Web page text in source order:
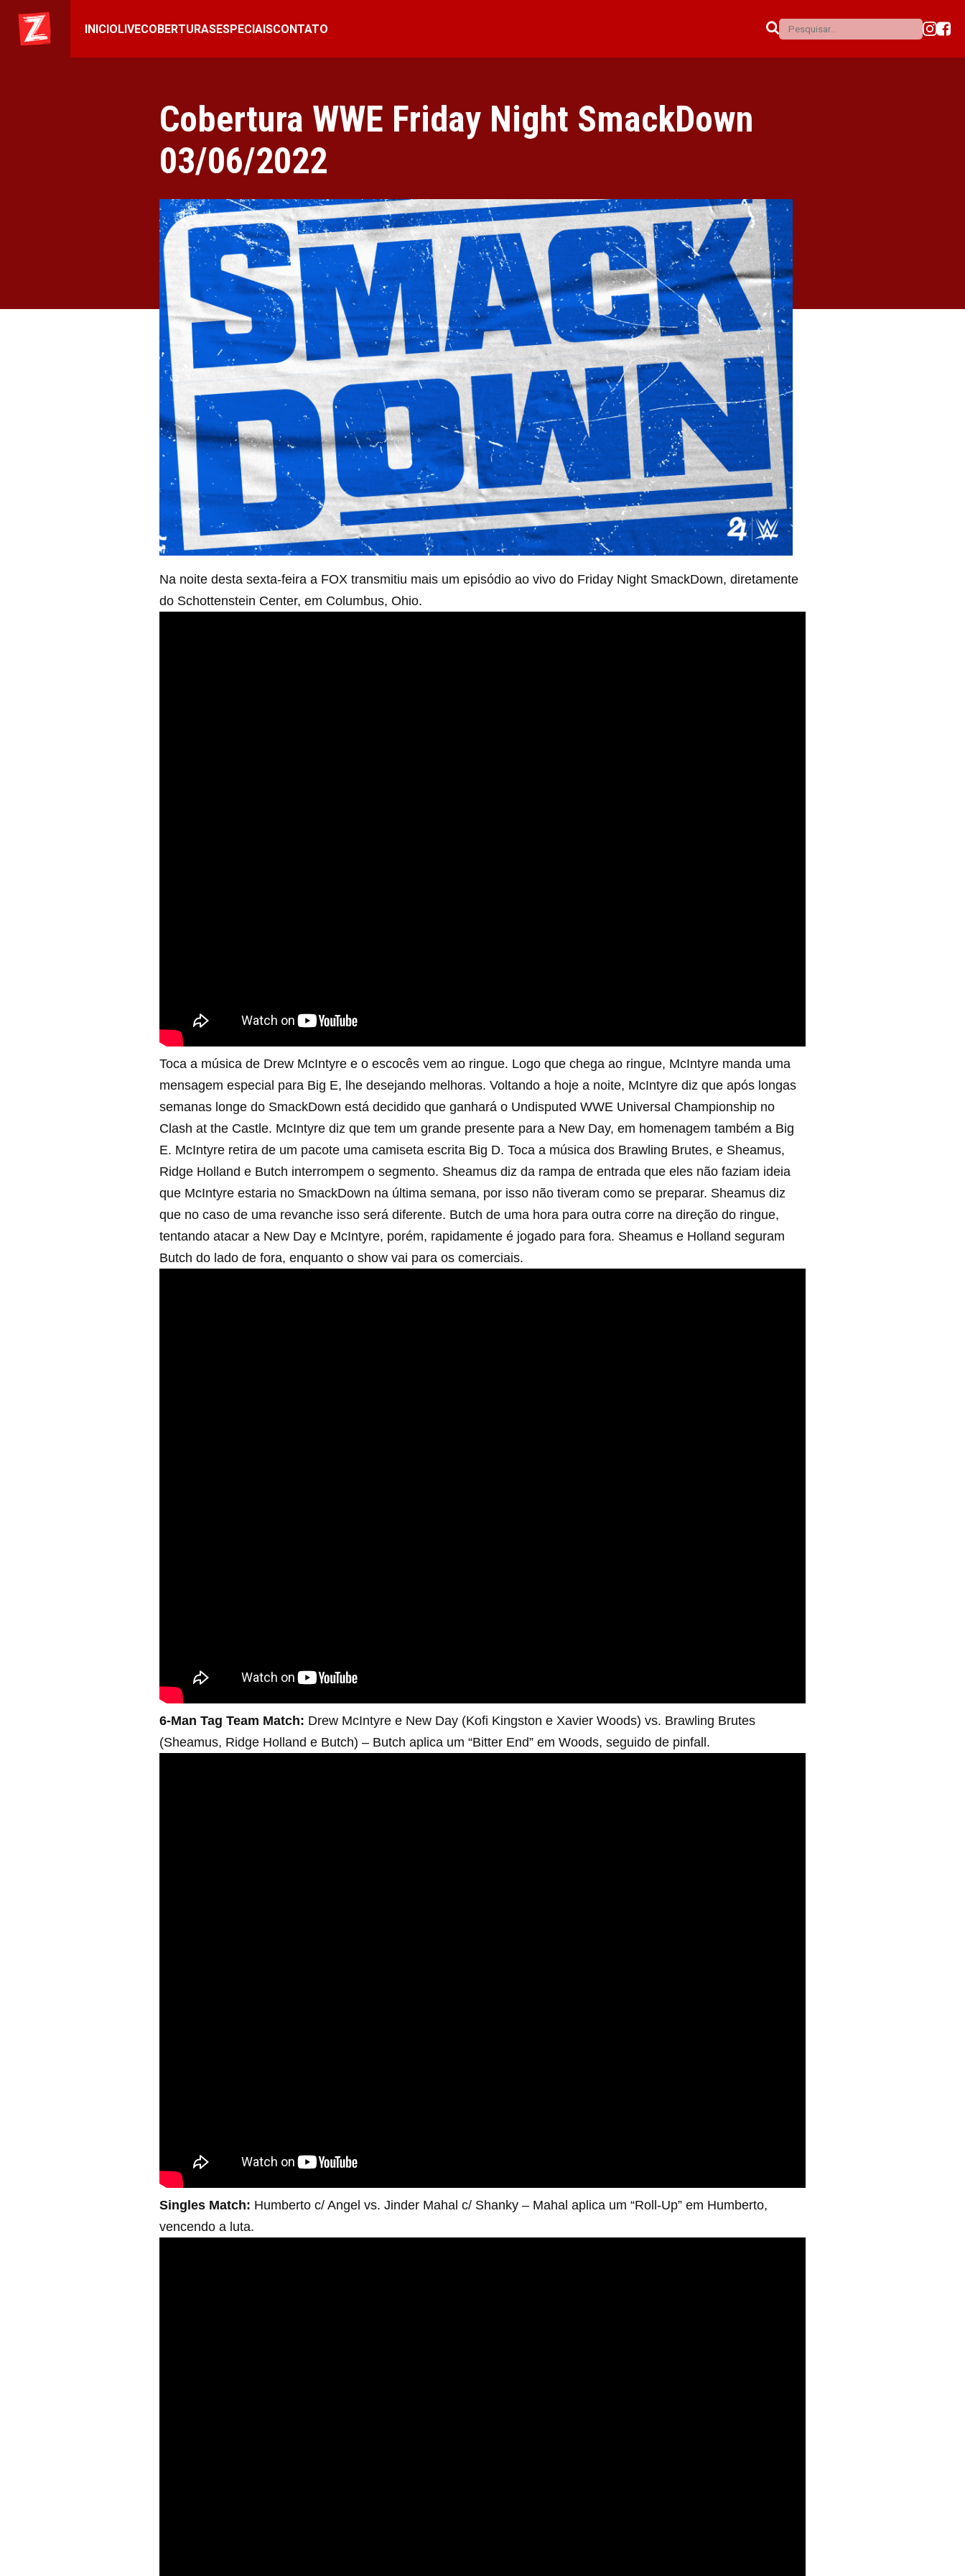
INICIOLIVECOBERTURASESPECIAISCONTATO
Cobertura WWE Friday Night SmackDown
03/06/2022
Na noite desta sexta-feira a FOX transmitiu mais um episódio ao vivo do Friday Night SmackDown, diretamente
do Schottenstein Center, em Columbus, Ohio.
Toca a música de Drew McIntyre e o escocês vem ao ringue. Logo que chega ao ringue, McIntyre manda uma
mensagem especial para Big E, lhe desejando melhoras. Voltando a hoje a noite, McIntyre diz que após longas
semanas longe do SmackDown está decidido que ganhará o Undisputed WWE Universal Championship no
Clash at the Castle. McIntyre diz que tem um grande presente para a New Day, em homenagem também a Big
E. McIntyre retira de um pacote uma camiseta escrita Big D. Toca a música dos Brawling Brutes, e Sheamus,
Ridge Holland e Butch interrompem o segmento. Sheamus diz da rampa de entrada que eles não faziam ideia
que McIntyre estaria no SmackDown na última semana, por isso não tiveram como se preparar. Sheamus diz
que no caso de uma revanche isso será diferente. Butch de uma hora para outra corre na direção do ringue,
tentando atacar a New Day e McIntyre, porém, rapidamente é jogado para fora. Sheamus e Holland seguram
Butch do lado de fora, enquanto o show vai para os comerciais.
6-Man Tag Team Match: Drew McIntyre e New Day (Kofi Kingston e Xavier Woods) vs. Brawling Brutes
(Sheamus, Ridge Holland e Butch) – Butch aplica um “Bitter End” em Woods, seguido de pinfall.
Singles Match: Humberto c/ Angel vs. Jinder Mahal c/ Shanky – Mahal aplica um “Roll-Up” em Humberto,
vencendo a luta.